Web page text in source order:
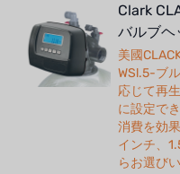
Clark
バルブヘ
美國
WSl.5-ブ
応じて再
に設定で
消費を効
インチ、
らお選び